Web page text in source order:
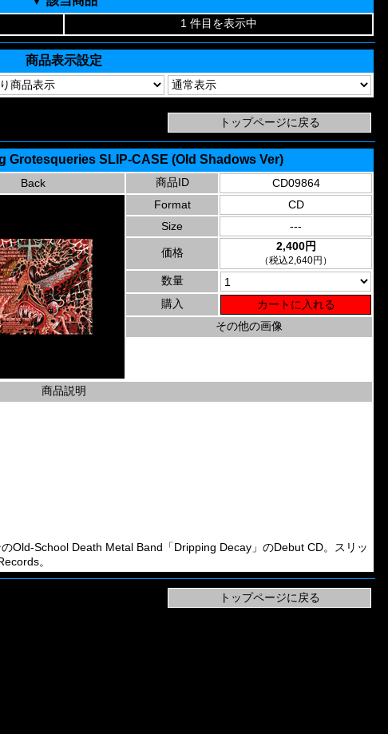
1 件目を表示中
商品表示設定
Grotesqueries SLIP-CASE (Old Shadows Ver)
Back 商品ID
CD09864
Format
CD
Size
---
価格 2,400円
（税込2,640円）
数量
購入
その他の画像
商品説明
Old-School Death Metal Band「Dripping Decay」のDebut CD。スリッ
。